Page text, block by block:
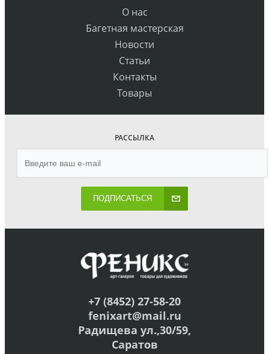
О нас
Багетная мастерская
Новости
Статьи
Контакты
Товары
РАССЫЛКА
ПОДПИСАТЬСЯ
+7 (8452) 27-58-20
fenixart@mail.ru
Радищева ул.,30/59,
Саратов